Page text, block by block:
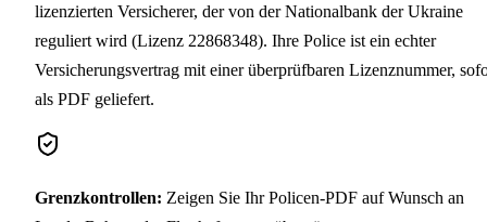
lizenzierten Versicherer, der von der Nationalbank der Ukraine
reguliert wird (Lizenz 22868348). Ihre Police ist ein echter
Versicherungsvertrag mit einer überprüfbaren Lizenznummer,
als PDF geliefert.
Grenzkontrollen: Zeigen Sie Ihr Policen-PDF auf Wunsch an